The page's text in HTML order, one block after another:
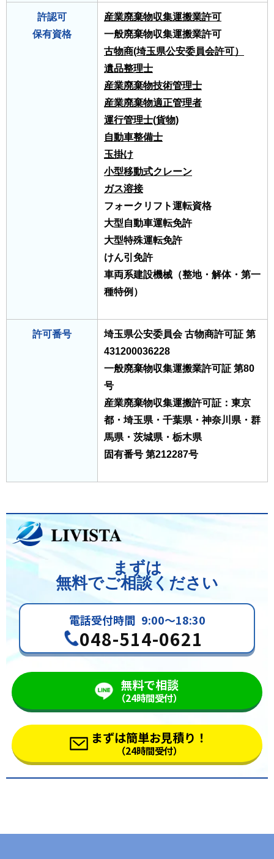
許認可
保有資格
産業廃棄物収集運搬業許可
一般廃棄物収集運搬業許可
古物商(埼玉県公安委員会許可）
遺品整理士
産業廃棄物技術管理士
産業廃棄物適正管理者
運行管理士(貨物)
自動車整備士
玉掛け
小型移動式クレーン
ガス溶接
フォークリフト運転資格
大型自動車運転免許
大型特殊運転免許
けん引免許
車両系建設機械（整地・解体・第一
種特例）
許可番号
埼玉県公安委員会 古物商許可証 第
431200036228
一般廃棄物収集運搬業許可証 第80
号
産業廃棄物収集運搬許可証：東京
都・埼玉県・千葉県・神奈川県・群
馬県・茨城県・栃木県
固有番号 第212287号
まずは
無料でご相談ください
電話受付時間 9:00～18:30
048-514-0621
無料で相談
（24時間受付）
まずは簡単お見積り！
（24時間受付）